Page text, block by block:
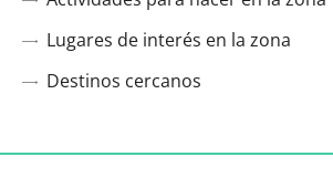
Lugares de interés en la zona
Destinos cercanos